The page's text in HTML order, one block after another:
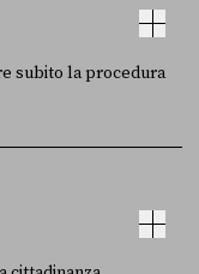
subito la procedura